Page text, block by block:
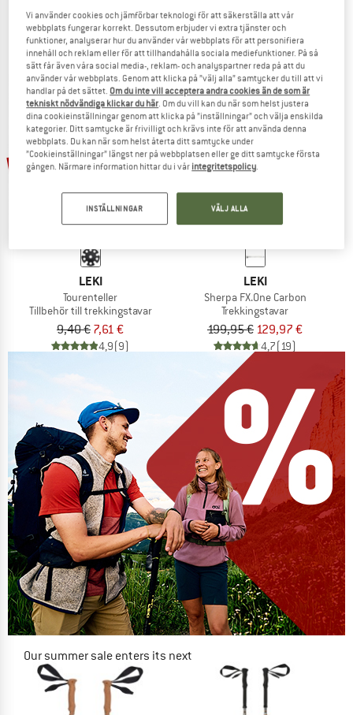
Big Mountain Binding Basket
Tillbehör till trekkingstavar
11,95 €från 8,96 €
5,0(3)
Big Mountain Basket
Tillbehör till trekkingstavar
9,95 € 8,06 €
4,9(34)
19%
LEKI
Tourenteller
Tillbehör till trekkingstavar
9,40 € 7,61 €
4,9(9)
35%
LEKI
Sherpa FX.One Carbon
Trekkingstavar
199,95 € 129,97 €
4,7(19)
Our summer sale enters its next
phase
NOW UP TO 50% OFF
Vi använder cookies och jämförbar teknologi för att säkerställa att vår
webbplats fungerar korrekt. Dessutom erbjuder vi extra tjänster och
funktioner, analyserar hur du använder vår webbplats för att personifiera
innehåll och reklam eller för att tillhandahålla sociala mediefunktioner. På så
sätt får även våra social media-, reklam- och analyspartner reda på att du
använder vår webbplats. Genom att klicka på ”välj alla” samtycker du till att vi
handlar på det sättet. Om du inte vill acceptera andra cookies än de som är
tekniskt nödvändiga klickar du här. Om du vill kan du när som helst justera
dina cookieinställningar genom att klicka på ”inställningar” och välja enskilda
kategorier. Ditt samtycke är frivilligt och krävs inte för att använda denna
webbplats. Du kan när som helst återta ditt samtycke under
”Cookieinställningar” längst ner på webbplatsen eller ge ditt samtycke första
gången. Närmare information hittar du i vår integritetspolicy.
INSTÄLLNINGAR VÄLJ ALLA